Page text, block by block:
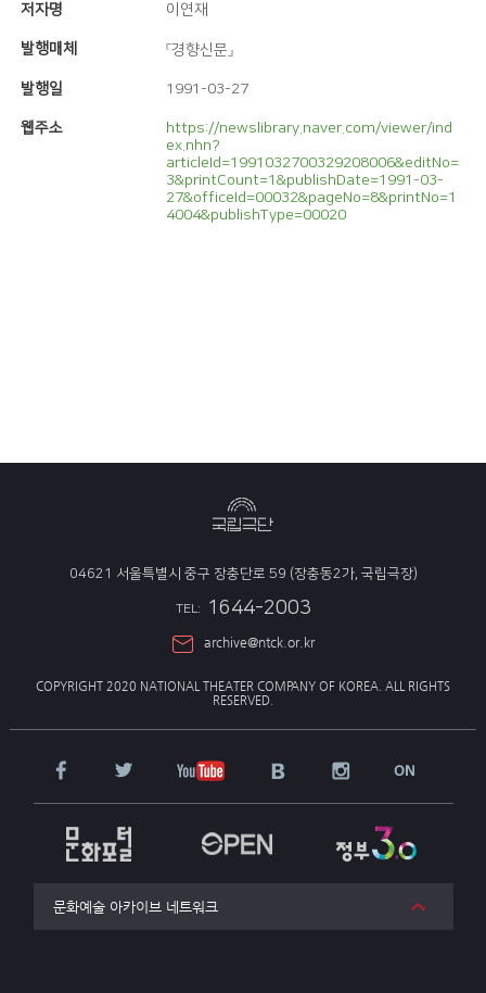
저자명 이연재
발행매체 『경향신문』
발행일 1991-03-27
웹주소
https://newslibrary.naver.com/viewer/ind
ex.nhn?
articleId=1991032700329208006&editNo=
3&printCount=1&publishDate=1991-03-
27&officeId=00032&pageNo=8&printNo=1
4004&publishType=00020
04621 서울특별시 중구 장충단로 59 (장충동2가, 국립극장)
TEL: 1644-2003
archive@ntck.or.kr
COPYRIGHT 2020 NATIONAL THEATER COMPANY OF KOREA. ALL RIGHTS
RESERVED.
문화예술 아카이브 네트워크